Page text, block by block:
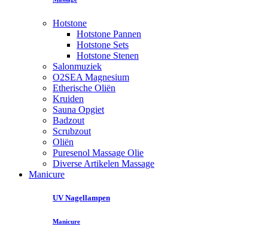
Hotstone
Hotstone Pannen
Hotstone Sets
Hotstone Stenen
Salonmuziek
O2SEA Magnesium
Etherische Oliën
Kruiden
Sauna Opgiet
Badzout
Scrubzout
Oliën
Puresenol Massage Olie
Diverse Artikelen Massage
Manicure
UV Nagellampen
Manicure